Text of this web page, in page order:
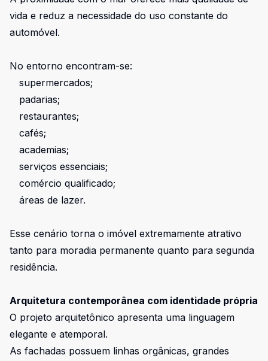
vida e reduz a necessidade do uso constante do
automóvel.
No entorno encontram-se:
supermercados;
padarias;
restaurantes;
cafés;
academias;
serviços essenciais;
comércio qualificado;
áreas de lazer.
Esse cenário torna o imóvel extremamente atrativo
tanto para moradia permanente quanto para segunda
residência.
Arquitetura contemporânea com identidade própria
O projeto arquitetônico apresenta uma linguagem
elegante e atemporal.
As fachadas possuem linhas orgânicas, grandes